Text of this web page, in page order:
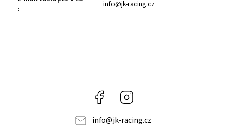
:
info@jk-racing.cz
Facebook
info@jk-racing.cz